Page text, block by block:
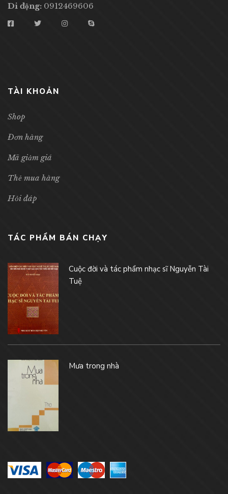
Di động: 0912469606
TÀI KHOẢN
Shop
Đơn hàng
Mã giảm giá
Thẻ mua hàng
Hỏi đáp
TÁC PHẨM BÁN CHẠY
Cuộc đời và tác phẩm nhạc sĩ Nguyễn Tài
Tuệ
Mưa trong nhà